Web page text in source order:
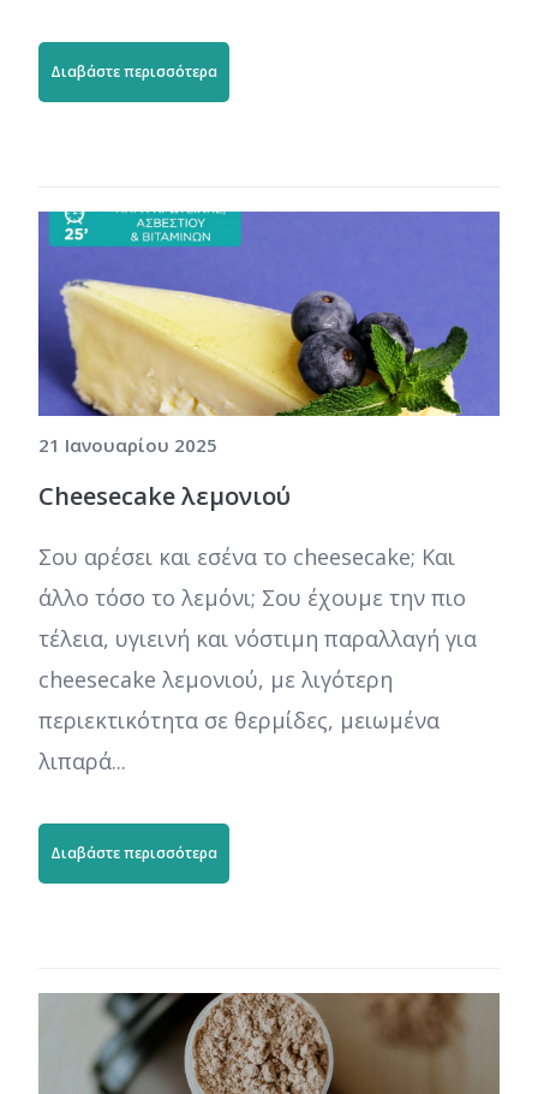
Διαβάστε περισσότερα
21 Ιανουαρίου 2025
Cheesecake λεμονιού
Σου αρέσει και εσένα το cheesecake; Και
άλλο τόσο το λεμόνι; Σου έχουμε την πιο
τέλεια, υγιεινή και νόστιμη παραλλαγή για
cheesecake λεμονιού, με λιγότερη
περιεκτικότητα σε θερμίδες, μειωμένα
λιπαρά...
Διαβάστε περισσότερα